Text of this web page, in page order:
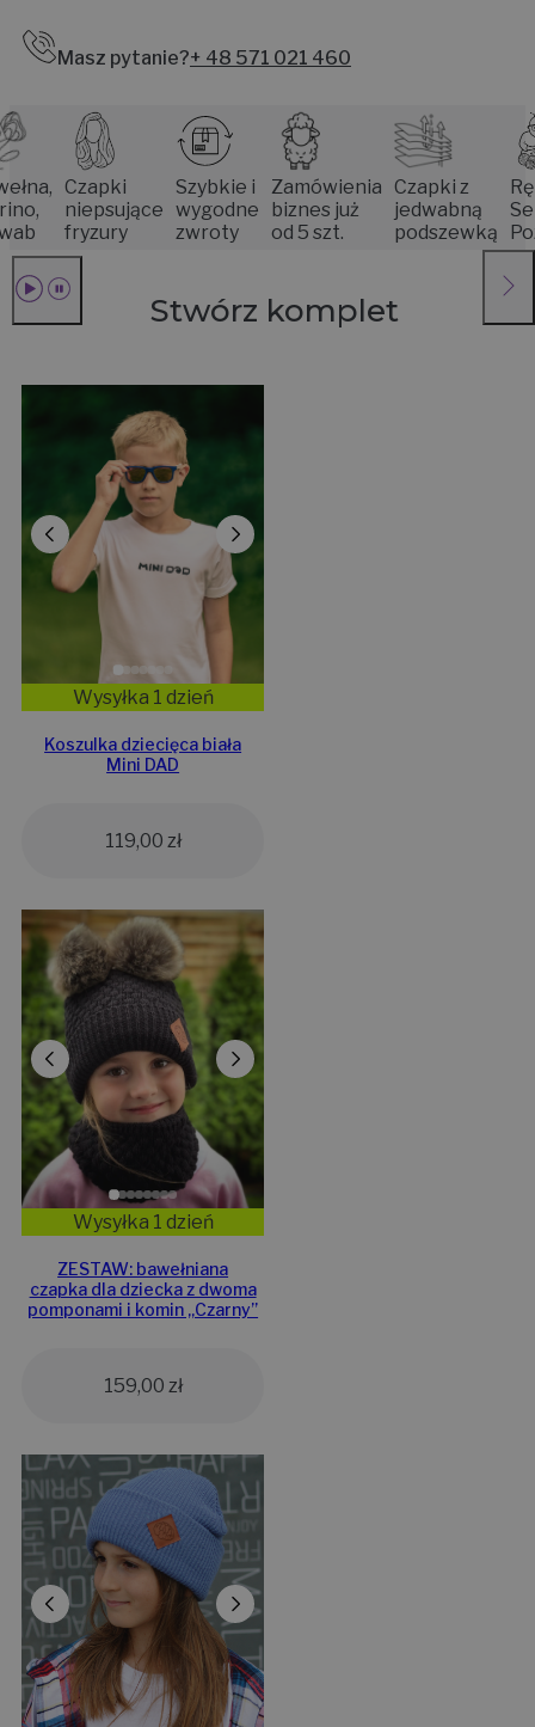
Masz pytanie?+ 48 571 021 460
Czapki
niepsujące
fryzury
Szybkie i
wygodne
zwroty
Zamówienia
biznes już
od 5 szt.
Czapki z
jedwabną
podszewką
Stwórz komplet
Wysyłka 1 dzień
Koszulka dziecięca biała
Mini DAD
119,00 zł
Wysyłka 1 dzień
ZESTAW: bawełniana
czapka dla dziecka z dwoma
pomponami i komin „Czarny”
159,00 zł